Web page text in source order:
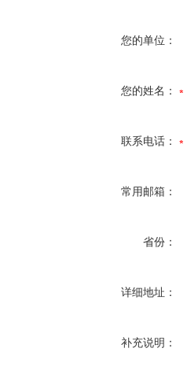
您的单位：
您的姓名：
联系电话：
常用邮箱：
省份：
详细地址：
补充说明：